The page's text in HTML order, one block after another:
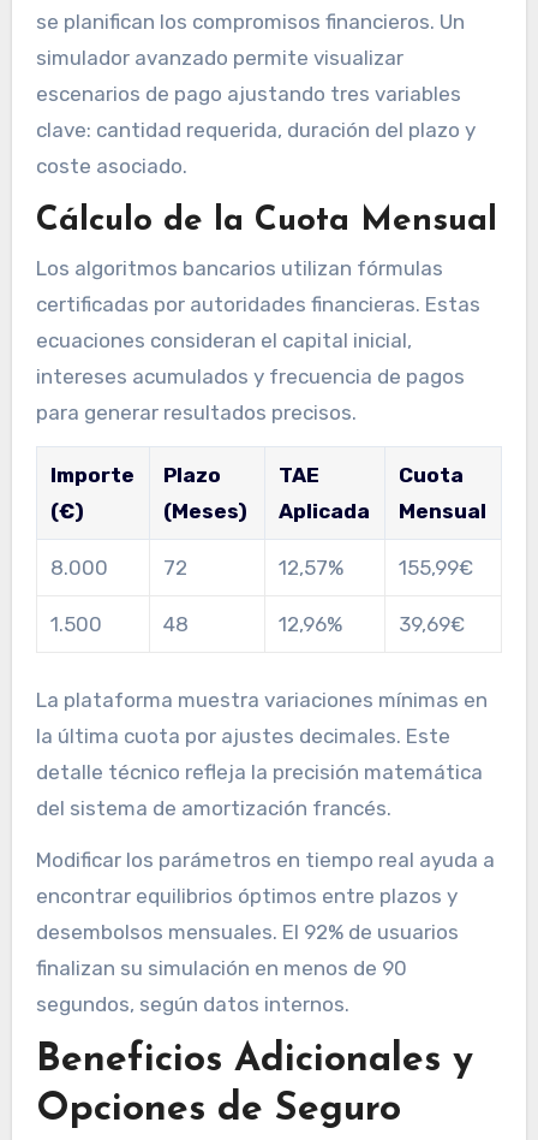
se planifican los compromisos financieros. Un
simulador avanzado permite visualizar
escenarios de pago ajustando tres variables
clave: cantidad requerida, duración del plazo y
coste asociado.
Cálculo de la Cuota Mensual
Los algoritmos bancarios utilizan fórmulas
certificadas por autoridades financieras. Estas
ecuaciones consideran el capital inicial,
intereses acumulados y frecuencia de pagos
para generar resultados precisos.
Importe
(€)
Plazo
(Meses)
TAE
Aplicada
Cuota
Mensual
8.000 72 12,57% 155,99€
1.500 48 12,96% 39,69€
La plataforma muestra variaciones mínimas en
la última cuota por ajustes decimales. Este
detalle técnico refleja la precisión matemática
del sistema de amortización francés.
Modificar los parámetros en tiempo real ayuda a
encontrar equilibrios óptimos entre plazos y
desembolsos mensuales. El 92% de usuarios
finalizan su simulación en menos de 90
segundos, según datos internos.
Beneficios Adicionales y
Opciones de Seguro